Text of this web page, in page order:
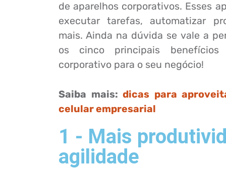
de aparelhos corporativos. Esses
executar tarefas, automatizar
mais. Ainda na dúvida se vale a
os cinco principais benefícios
corporativo para o seu negócio!
Saiba mais:dicas para
celular empresarial
1 - Mais
agilidade